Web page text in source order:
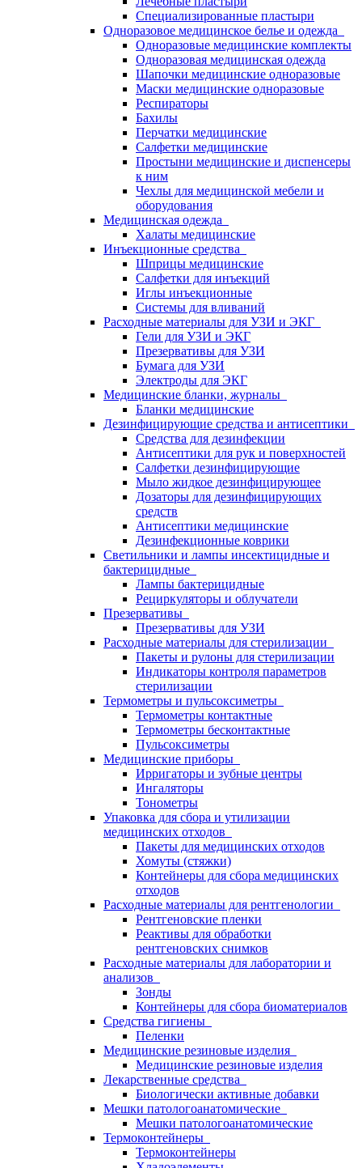
Специализированные пластыри
Одноразовое медицинское белье и одежда
Одноразовые медицинские комплекты
Одноразовая медицинская одежда
Шапочки медицинские одноразовые
Маски медицинские одноразовые
Респираторы
Бахилы
Перчатки медицинские
Салфетки медицинские
Простыни медицинские и диспенсеры
к ним
Чехлы для медицинской мебели и
оборудования
Медицинская одежда
Халаты медицинские
Инъекционные средства
Шприцы медицинские
Салфетки для инъекций
Иглы инъекционные
Системы для вливаний
Расходные материалы для УЗИ и ЭКГ
Гели для УЗИ и ЭКГ
Презервативы для УЗИ
Бумага для УЗИ
Электроды для ЭКГ
Медицинские бланки, журналы
Бланки медицинские
Дезинфицирующие средства и антисептики
Средства для дезинфекции
Антисептики для рук и поверхностей
Салфетки дезинфицирующие
Мыло жидкое дезинфицирующее
Дозаторы для дезинфицирующих
средств
Антисептики медицинские
Дезинфекционные коврики
Светильники и лампы инсектицидные и
бактерицидные
Лампы бактерицидные
Рециркуляторы и облучатели
Презервативы
Презервативы для УЗИ
Расходные материалы для стерилизации
Пакеты и рулоны для стерилизации
Индикаторы контроля параметров
стерилизации
Термометры и пульсоксиметры
Термометры контактные
Термометры бесконтактные
Пульсоксиметры
Медицинские приборы
Ирригаторы и зубные центры
Ингаляторы
Тонометры
Упаковка для сбора и утилизации
медицинских отходов
Пакеты для медицинских отходов
Хомуты (стяжки)
Контейнеры для сбора медицинских
отходов
Расходные материалы для рентгенологии
Рентгеновские пленки
Реактивы для обработки
рентгеновских снимков
Расходные материалы для лаборатории и
анализов
Зонды
Контейнеры для сбора биоматериалов
Средства гигиены
Пеленки
Медицинские резиновые изделия
Медицинские резиновые изделия
Лекарственные средства
Биологически активные добавки
Мешки патологоанатомические
Мешки патологоанатомические
Термоконтейнеры
Термоконтейнеры